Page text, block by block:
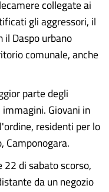
collegate ai
gli aggressori, il
Daspo urbano
comunale, anche
parte degli
Giovani in
residenti per lo
Camponogara.
di sabato scorso,
da un negozio